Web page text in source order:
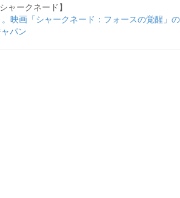
ャークネード】
映画「シャークネード：フォースの覚醒」の
パン